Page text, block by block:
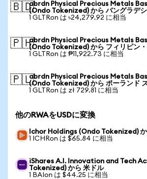
🇧🇩abrdn Physical Precious Metals
(Ondo Tokenized) から バングラデ
1 GLTRon は ৳24,279.92 に相当
🇵🇭abrdn Physical Precious Metals
(Ondo Tokenized) から フィリピン
1 GLTRon は ₱11,922.73 に相当
🇵🇱abrdn Physical Precious Metals
(Ondo Tokenized) から ポーランド
1 GLTRon は zł 729.81 に相当
他のRWAをUSDに変換
Ichor Holdings (Ondo Tokenized)
1 ICHRon は $65.84 に相当
iShares A.I. Innovation and Tech
Tokenized) から 米ドル
1 BAIon は $44.25 に相当